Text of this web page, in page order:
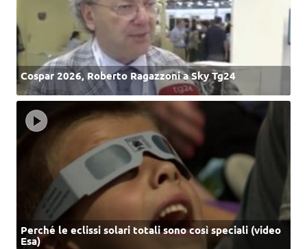
Cospar 2026, Roberto Ragazzoni a Sky Tg24
Perché le eclissi solari totali sono così speciali (video
Esa)